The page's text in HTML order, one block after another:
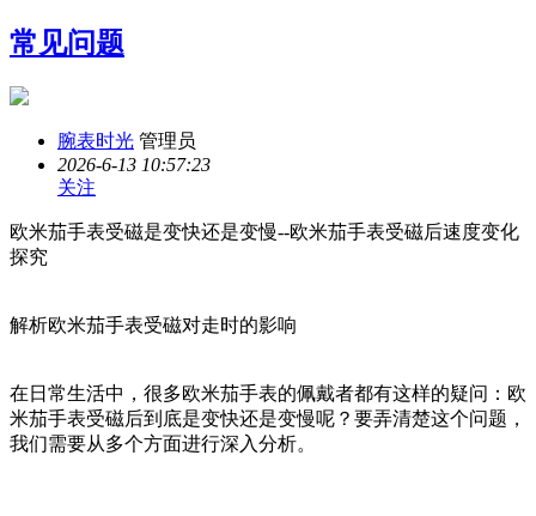
常见问题
腕表时光 管理员
2026-6-13 10:57:23
关注
欧米茄手表受磁是变快还是变慢--欧米茄手表受磁后速度变化
探究
解析欧米茄手表受磁对走时的影响
在日常生活中，很多欧米茄手表的佩戴者都有这样的疑问：欧
米茄手表受磁后到底是变快还是变慢呢？要弄清楚这个问题，
我们需要从多个方面进行深入分析。